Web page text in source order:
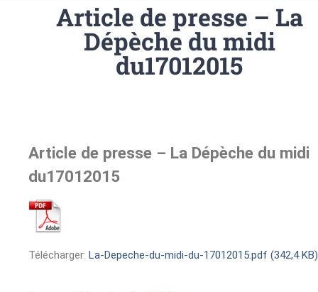
Article de presse – La
Dépèche du midi
du17012015
Article de presse – La Dépèche du midi
du17012015
Télécharger: La-Depeche-du-midi-du-17012015.pdf (342,4 KB)